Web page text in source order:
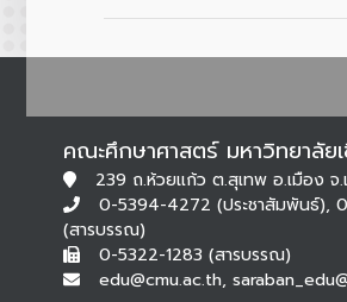
คณะศึกษาศาสตร์ มหาวิทยาลัย
239 ถ.ห้วยแก้ว ต.สุเทพ อ.เมือง จ
0-5394-4272 (ประชาสัมพันธ์),
(สารบรรณ)
0-5322-1283 (สารบรรณ)
edu@cmu.ac.th,